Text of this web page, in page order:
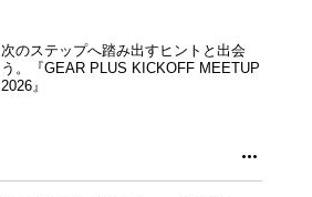
次のステップへ踏み出すヒントと出会
う。『GEAR PLUS KICKOFF MEETUP
2026』